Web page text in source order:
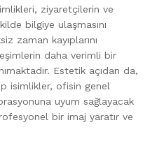
ziyaretçilerin ve
bilgiye ulaşmasını
zaman kayıplarını
daha verimli bir
Estetik açıdan da,
isimlikler, ofisin genel
uyum sağlayacak
bir imaj yaratır ve